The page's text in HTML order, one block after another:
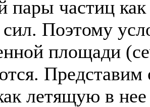
пары частиц
Поэтому
площади
летящую в